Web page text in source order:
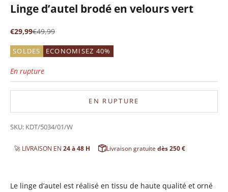
Linge d’autel brodé en velours vert
Prix de vente
€29,99Prix normal
€49,99
SOLDES ECONOMISEZ 40%
En rupture
EN RUPTURE
SKU: KDT/5034/01/W
🚀 LIVRAISON EN 24 à 48 H Livraison gratuite dès 250 €
Le linge d’autel est réalisé en tissu de haute qualité et orné